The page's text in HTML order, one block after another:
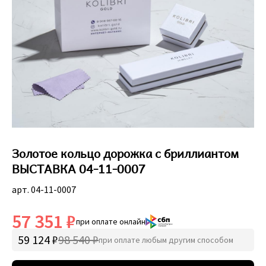
Золотое кольцо дорожка с бриллиантом
ВЫСТАВКА 04-11-0007
арт. 04-11-0007
57 351 ₽при оплате онлайн
59 124 ₽98 540 ₽при оплате любым другим способом